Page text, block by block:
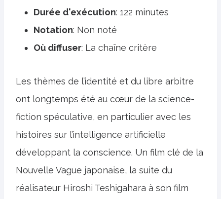
Durée d'exécution: 122 minutes
Notation: Non noté
Où diffuser: La chaîne critère
Les thèmes de l’identité et du libre arbitre
ont longtemps été au cœur de la science-
fiction spéculative, en particulier avec les
histoires sur l’intelligence artificielle
développant la conscience. Un film clé de la
Nouvelle Vague japonaise, la suite du
réalisateur Hiroshi Teshigahara à son film